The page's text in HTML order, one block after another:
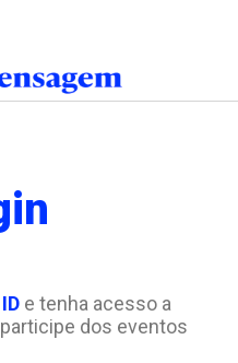
e tenha acesso a
dos eventos